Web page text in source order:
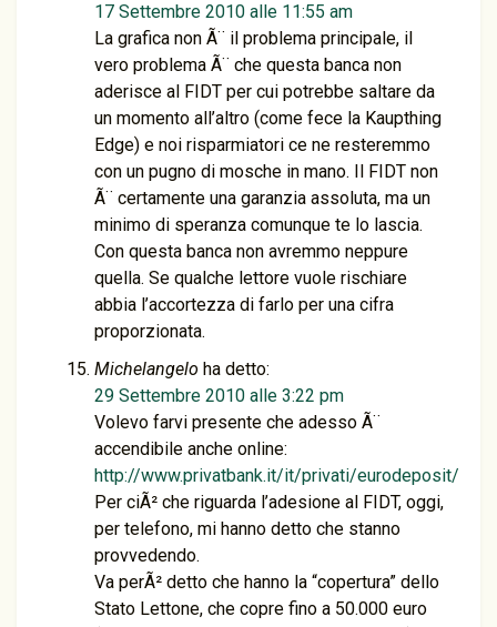
17 Settembre 2010 alle 11:55 am
La grafica non Ã¨ il problema principale, il
vero problema Ã¨ che questa banca non
aderisce al FIDT per cui potrebbe saltare da
un momento all’altro (come fece la Kaupthing
Edge) e noi risparmiatori ce ne resteremmo
con un pugno di mosche in mano. Il FIDT non
Ã¨ certamente una garanzia assoluta, ma un
minimo di speranza comunque te lo lascia.
Con questa banca non avremmo neppure
quella. Se qualche lettore vuole rischiare
abbia l’accortezza di farlo per una cifra
proporzionata.
Michelangelo ha detto:
29 Settembre 2010 alle 3:22 pm
Volevo farvi presente che adesso Ã¨
accendibile anche online:
http://www.privatbank.it/it/privati/eurodeposit/
Per ciÃ² che riguarda l’adesione al FIDT, oggi,
per telefono, mi hanno detto che stanno
provvedendo.
Va perÃ² detto che hanno la “copertura” dello
Stato Lettone, che copre fino a 50.000 euro